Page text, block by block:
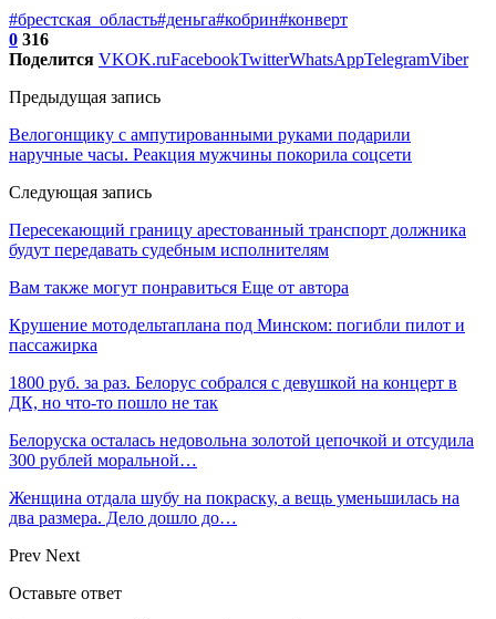
#брестская_область#деньга#кобрин#конверт
0 316
Поделится VKOK.ruFacebookTwitterWhatsAppTelegramViber
Предыдущая запись
Велогонщику с ампутированными руками подарили
наручные часы. Реакция мужчины покорила соцсети
Следующая запись
Пересекающий границу арестованный транспорт должника
будут передавать судебным исполнителям
Вам также могут понравиться Еще от автора
Крушение мотодельтаплана под Минском: погибли пилот и
пассажирка
1800 руб. за раз. Белорус собрался с девушкой на концерт в
ДК, но что-то пошло не так
Белоруска осталась недовольна золотой цепочкой и отсудила
300 рублей моральной…
Женщина отдала шубу на покраску, а вещь уменьшилась на
два размера. Дело дошло до…
Prev Next
Оставьте ответ